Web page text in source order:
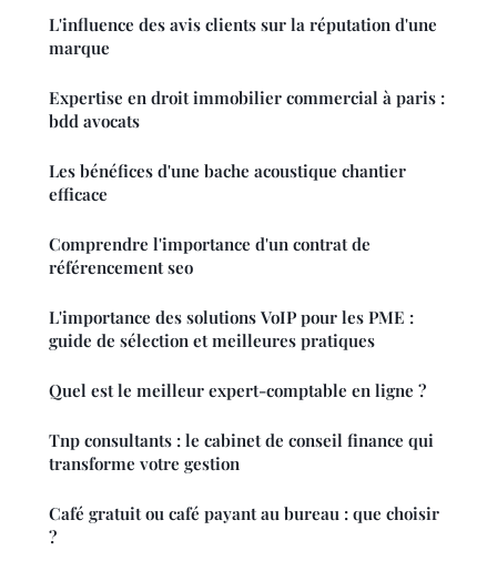
L'influence des avis clients sur la réputation d'une
marque
Expertise en droit immobilier commercial à paris :
bdd avocats
Les bénéfices d'une bache acoustique chantier
efficace
Comprendre l'importance d'un contrat de
référencement seo
L'importance des solutions VoIP pour les PME :
guide de sélection et meilleures pratiques
Quel est le meilleur expert-comptable en ligne ?
Tnp consultants : le cabinet de conseil finance qui
transforme votre gestion
Café gratuit ou café payant au bureau : que choisir
?